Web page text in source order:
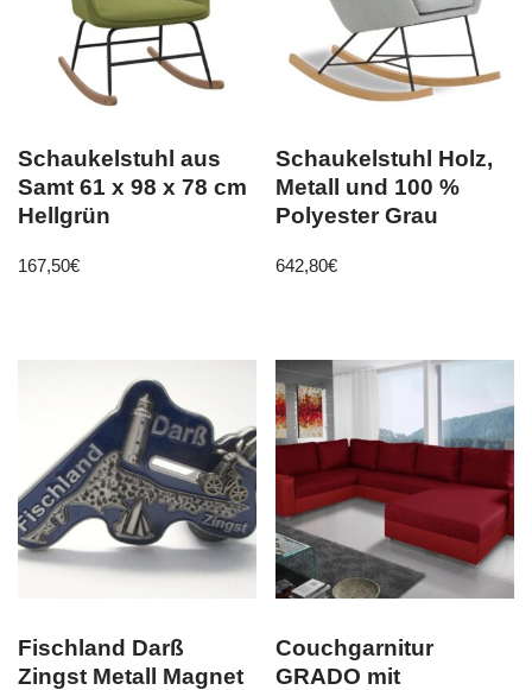
Schaukelstuhl aus
Samt 61 x 98 x 78 cm
Hellgrün
167,50€
Schaukelstuhl Holz,
Metall und 100 %
Polyester Grau
642,80€
Fischland Darß
Zingst Metall Magnet
Couchgarnitur
GRADO mit